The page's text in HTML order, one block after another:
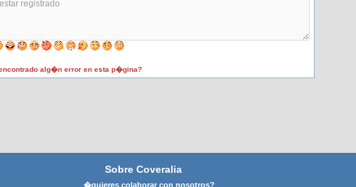
alg�n error en esta p�gina?
Sobre Coveralia
�quieres colaborar con nosotros?